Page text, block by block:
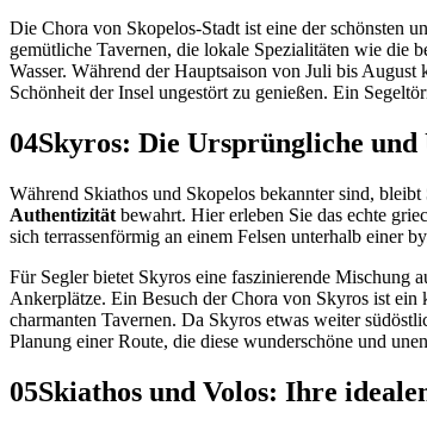
Die Chora von Skopelos-Stadt ist eine der schönsten
gemütliche Tavernen, die lokale Spezialitäten wie die
Wasser. Während der Hauptsaison von Juli bis
Schönheit der Insel ungestört zu genießen. Ein
04Skyros: Die Ursprüngliche und
Während Skiathos und Skopelos bekannter sind, bleibt
Authentizität bewahrt. Hier erleben Sie das echte
sich terrassenförmig an einem Felsen unterhalb einer
Für Segler bietet Skyros eine faszinierende Mischung
Ankerplätze. Ein Besuch der Chora von Skyros ist ein
charmanten Tavernen. Da Skyros etwas weiter
Planung einer Route, die diese wunderschöne und
05Skiathos und Volos: Ihre